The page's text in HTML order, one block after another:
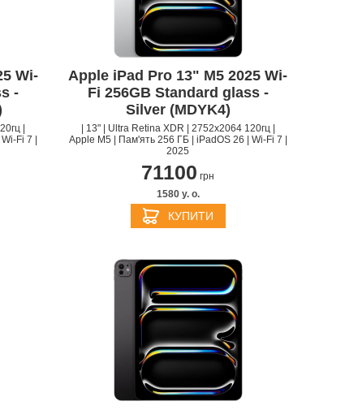
Wi-
-
|
Fi 7 |
Apple iPad Pro 13" M5 2025 Wi-
Fi 256GB Standard glass -
Silver (MDYK4)
| 13" | Ultra Retina XDR | 2752х2064 120гц |
Apple M5 | Пам'ять 256 ГБ | iPadOS 26 | Wi-Fi 7 |
2025
71100 грн
1580 y. о.
КУПИТИ